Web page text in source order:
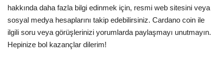
hakkında daha fazla bilgi edinmek için, resmi web sitesini veya
sosyal medya hesaplarını takip edebilirsiniz. Cardano coin ile
ilgili soru veya görüşlerinizi yorumlarda paylaşmayı unutmayın.
Hepinize bol kazançlar dilerim!